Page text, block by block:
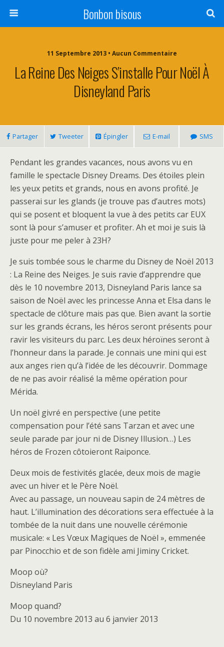
Bonbon bisous
11 Septembre 2013 • Aucun Commentaire
La Reine Des Neiges S’installe Pour Noël À
Disneyland Paris
Partager Tweeter Épingler E-mail SMS
Pendant les grandes vacances, nous avons vu en
famille le spectacle Disney Dreams. Des étoiles plein
les yeux petits et grands, nous en avons profité. Je
passerai sur les glands (je trouve pas d’autres mots)
qui se posent et bloquent la vue à des petits car EUX
sont là pour s’amuser et profiter. Ah et moi je suis là
juste pour me peler à 23H?
Je suis tombée sous le charme du Disney de Noël 2013
: La Reine des Neiges. Je suis ravie d’apprendre que
dès le 10 novembre 2013, Disneyland Paris lance sa
saison de Noël avec les princesse Anna et Elsa dans le
spectacle de clôture mais pas que. Bien avant la sortie
sur les grands écrans, les héros seront présents pour
ravir les visiteurs du parc. Les deux héroïnes seront à
l’honneur dans la parade. Je connais une mini qui est
aux anges rien qu’à l’idée de les découvrir. Dommage
de ne pas avoir réalisé la même opération pour
Mérida.
Un noël givré en perspective (une petite
compensation pour l’été sans Tarzan et avec une
seule parade par jour ni de Disney Illusion…) Les
héros de Frozen côtoieront Raiponce.
Deux mois de festivités glacée, deux mois de magie
avec un hiver et le Père Noël.
Avec au passage, un nouveau sapin de 24 mètres de
haut. L’illumination des décorations sera effectuée à la
tombée de la nuit dans une nouvelle cérémonie
musicale: « Les Vœux Magiques de Noël », emmenée
par Pinocchio et de son fidèle ami Jiminy Cricket.
Moop où?
Disneyland Paris
Moop quand?
Du 10 novembre 2013 au 6 janvier 2013